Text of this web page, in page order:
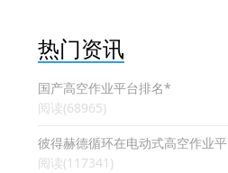
热门资讯
国产高空作业平台排名*
阅读(68965)
彼得赫德循环在电动式高空作业平
阅读(117341)